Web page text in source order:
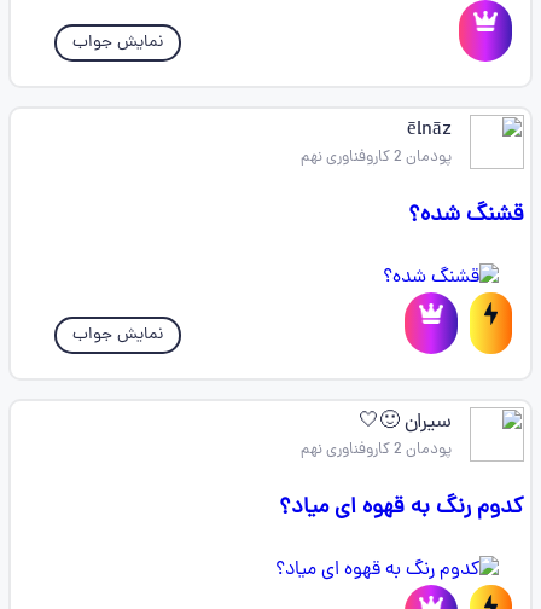
نمایش جواب
ēlnāz
پودمان 2 کاروفناوری نهم
قشنگ شده؟
نمایش جواب
سیران 🙂🤍
پودمان 2 کاروفناوری نهم
کدوم رنگ به قهوه ای میاد؟